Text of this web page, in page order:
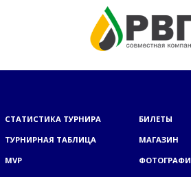
СТАТИСТИКА ТУРНИРА
ТУРНИРНАЯ ТАБЛИЦА
MVP
БИЛЕТЫ
МАГАЗИН